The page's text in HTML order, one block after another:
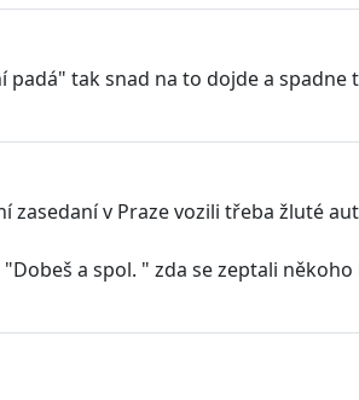
tak snad na to dojde a
zasedaní v Praze vozili třeba žluté
a spol. " zda se zeptali